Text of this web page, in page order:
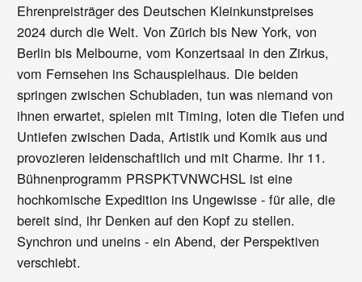
Ehrenpreisträger des Deutschen Kleinkunstpreises
2024 durch die Welt. Von Zürich bis New York, von
Berlin bis Melbourne, vom Konzertsaal in den Zirkus,
vom Fernsehen ins Schauspielhaus. Die beiden
springen zwischen Schubladen, tun was niemand von
ihnen erwartet, spielen mit Timing, loten die Tiefen und
Untiefen zwischen Dada, Artistik und Komik aus und
provozieren leidenschaftlich und mit Charme. Ihr 11.
Bühnenprogramm PRSPKTVNWCHSL ist eine
hochkomische Expedition ins Ungewisse - für alle, die
bereit sind, ihr Denken auf den Kopf zu stellen.
Synchron und uneins - ein Abend, der Perspektiven
verschiebt.